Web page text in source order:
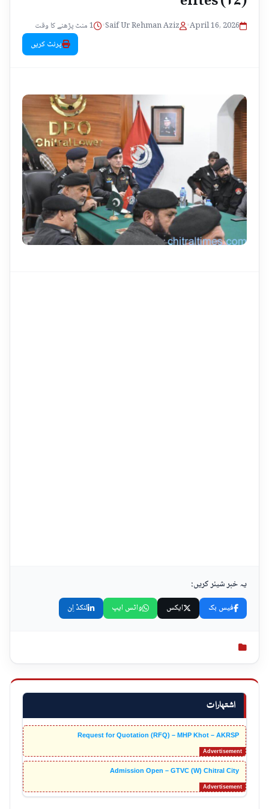
اشتہارات
Request for Quotation (RFQ) – MHP Khot – AKRSP
Admission Open – GTVC (W) Chitral City
April 16, 2026
•
Saif Ur Rehman Aziz
•
1 منٹ پڑھنے کا وقت
پرنٹ کریں
یہ خبر شیئر کریں:
فیس بک ایکس واٹس ایپ لنکڈ اِن